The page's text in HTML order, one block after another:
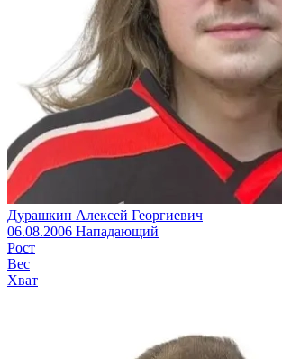
Дурашкин Алексей Георгиевич
06.08.2006 Нападающий
Рост
Вес
Хват